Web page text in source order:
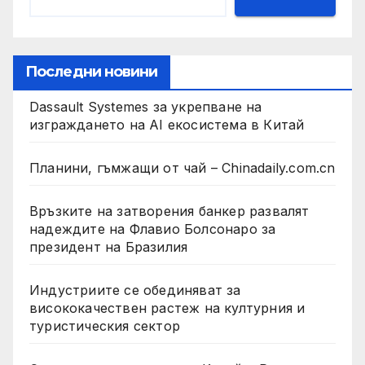
Последни новини
Dassault Systemes за укрепване на
изграждането на AI екосистема в Китай
Планини, гъмжащи от чай – Chinadaily.com.cn
Връзките на затворения банкер развалят
надеждите на Флавио Болсонаро за
президент на Бразилия
Индустриите се обединяват за
висококачествен растеж на културния и
туристическия сектор